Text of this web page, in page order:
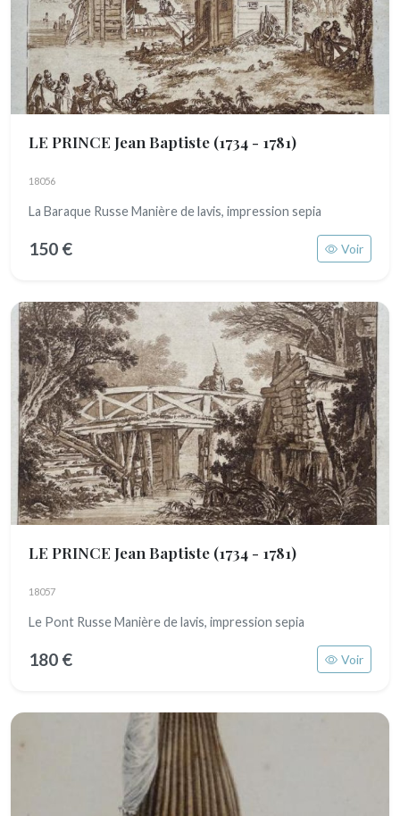
LE PRINCE Jean Baptiste (1734 - 1781)
18056
La Baraque Russe Manière de lavis, impression sepia
150 € Voir
LE PRINCE Jean Baptiste (1734 - 1781)
18057
Le Pont Russe Manière de lavis, impression sepia
180 € Voir